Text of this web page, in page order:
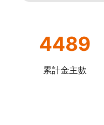
4489
累計金主數